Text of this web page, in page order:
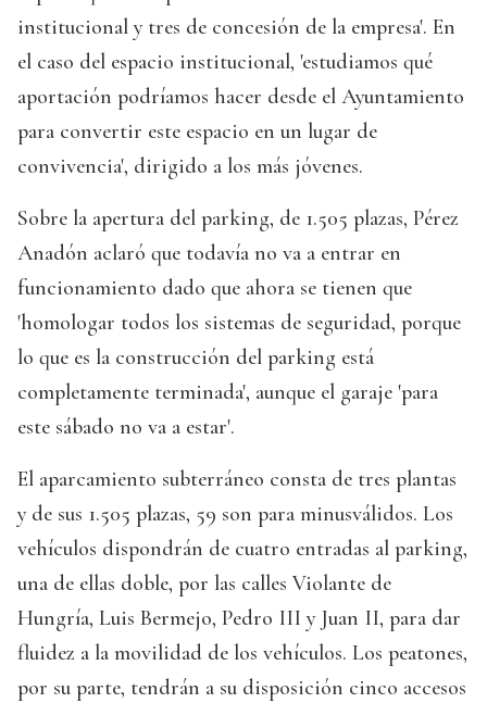
institucional y tres de concesión de la empresa'. En
el caso del espacio institucional, 'estudiamos qué
aportación podríamos hacer desde el Ayuntamiento
para convertir este espacio en un lugar de
convivencia', dirigido a los más jóvenes.
Sobre la apertura del parking, de 1.505 plazas, Pérez
Anadón aclaró que todavía no va a entrar en
funcionamiento dado que ahora se tienen que
'homologar todos los sistemas de seguridad, porque
lo que es la construcción del parking está
completamente terminada', aunque el garaje 'para
este sábado no va a estar'.
El aparcamiento subterráneo consta de tres plantas
y de sus 1.505 plazas, 59 son para minusválidos. Los
vehículos dispondrán de cuatro entradas al parking,
una de ellas doble, por las calles Violante de
Hungría, Luis Bermejo, Pedro III y Juan II, para dar
fluidez a la movilidad de los vehículos. Los peatones,
por su parte, tendrán a su disposición cinco accesos